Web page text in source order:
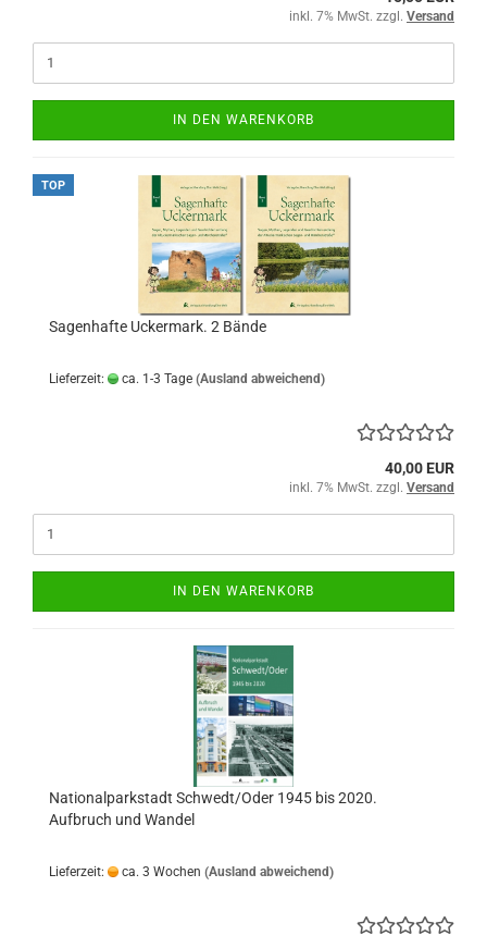
inkl. 7% MwSt. zzgl. Versand
IN DEN WARENKORB
TOP
Sagenhafte Uckermark. 2 Bände
Lieferzeit: ca. 1-3 Tage (Ausland abweichend)
40,00 EUR
inkl. 7% MwSt. zzgl. Versand
IN DEN WARENKORB
Nationalparkstadt Schwedt/Oder 1945 bis 2020.
Aufbruch und Wandel
Lieferzeit: ca. 3 Wochen (Ausland abweichend)